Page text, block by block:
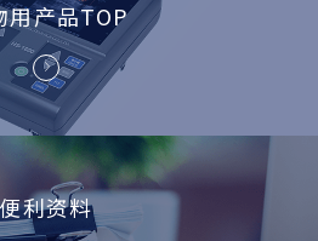
用产品TOP
便利资料